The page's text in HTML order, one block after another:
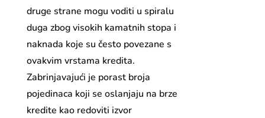
druge strane mogu voditi u spiralu
duga zbog visokih kamatnih stopa i
naknada koje su često povezane s
ovakvim vrstama kredita.
Zabrinjavajući je porast broja
pojedinaca koji se oslanjaju na brze
kredite kao redoviti izvor